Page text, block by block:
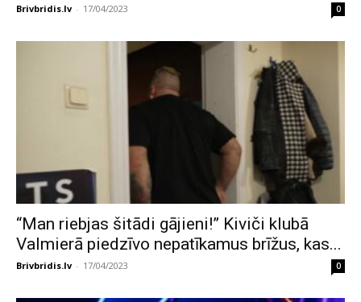
Brivbridis.lv - 17/04/2023 0
“Man riebjas šitādi gājieni!” Kiviči klubā
Valmierā piedzīvo nepatīkamus brīžus, kas...
Brivbridis.lv - 17/04/2023 0